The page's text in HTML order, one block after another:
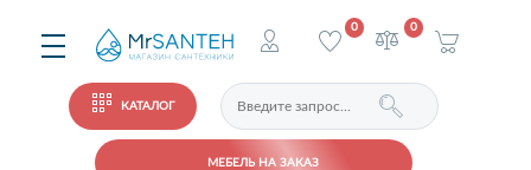
КАТАЛОГ
МЕБЕЛЬ НА ЗАКАЗ
0 0